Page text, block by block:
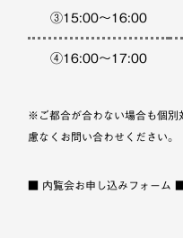
③15:00～16:00
④16:00～17:00
※ご都合が合わない場合も個別
慮なくお問い合わせください。
■ 内覧会お申し込みフォーム